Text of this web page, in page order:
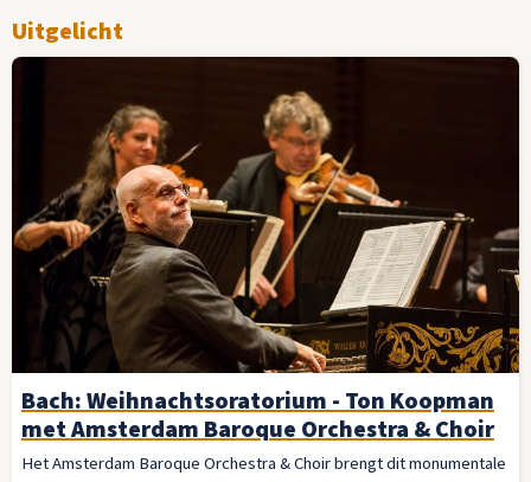
Uitgelicht
Bach: Weihnachtsoratorium - Ton Koopman
met Amsterdam Baroque Orchestra & Choir
Het Amsterdam Baroque Orchestra & Choir brengt dit monumentale